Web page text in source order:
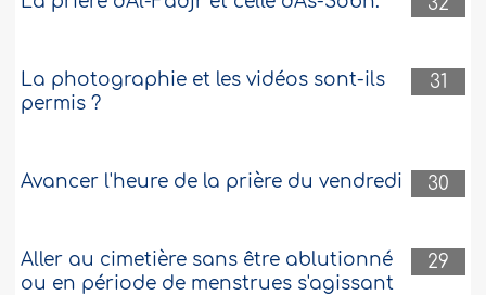
31
La photographie et les vidéos sont-ils
permis ?
30
Avancer l'heure de la prière du vendredi
29
Aller au cimetière sans être ablutionné
ou en période de menstrues s'agissant